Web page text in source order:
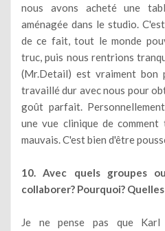
nous avons acheté une
aménagée dans le studio.
de ce fait, tout le monde
truc, puis nous rentrions
(Mr.Detail) est vraiment bon
travaillé dur avec nous pour
goût parfait.
une vue clinique de
mauvais. C'est bien d'être
10. Avec quels groupes
collaborer? Pourquoi?
Je ne pense pas que